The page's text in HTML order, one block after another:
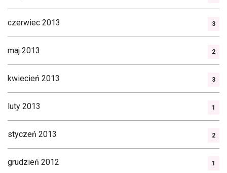
czerwiec 2013 3
maj 2013 2
kwiecień 2013 3
luty 2013 1
styczeń 2013 2
grudzień 2012 1